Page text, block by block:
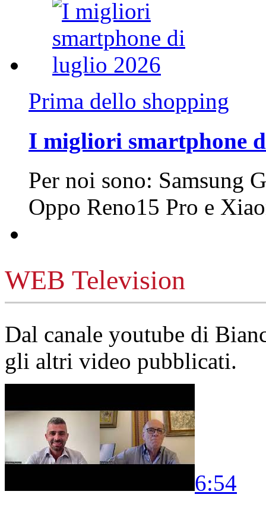
Prima dello shopping
I migliori smartphone
Per noi sono: Samsung
Oppo Reno15 Pro e
WEB Television
Dal canale youtube di
gli altri video pubblicati.
6:54